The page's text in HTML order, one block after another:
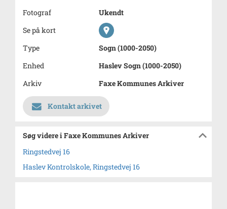
Fotograf
Ukendt
Se på kort
Type
Sogn (1000-2050)
Enhed
Haslev Sogn (1000-2050)
Arkiv
Faxe Kommunes Arkiver
Kontakt arkivet
Søg videre i Faxe Kommunes Arkiver
Ringstedvej 16
Haslev Kontrolskole, Ringstedvej 16